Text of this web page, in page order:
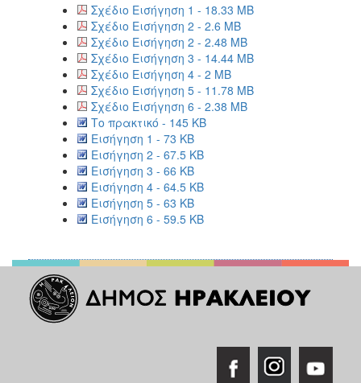
Σχέδιο Εισήγηση 1 - 18.33 MB
Σχέδιο Εισήγηση 2 - 2.6 MB
Σχέδιο Εισήγηση 2 - 2.48 MB
Σχέδιο Εισήγηση 3 - 14.44 MB
Σχέδιο Εισήγηση 4 - 2 MB
Σχέδιο Εισήγηση 5 - 11.78 MB
Σχέδιο Εισήγηση 6 - 2.38 MB
Το πρακτικό - 145 KB
Εισήγηση 1 - 73 KB
Εισήγηση 2 - 67.5 KB
Εισήγηση 3 - 66 KB
Εισήγηση 4 - 64.5 KB
Εισήγηση 5 - 63 KB
Εισήγηση 6 - 59.5 KB